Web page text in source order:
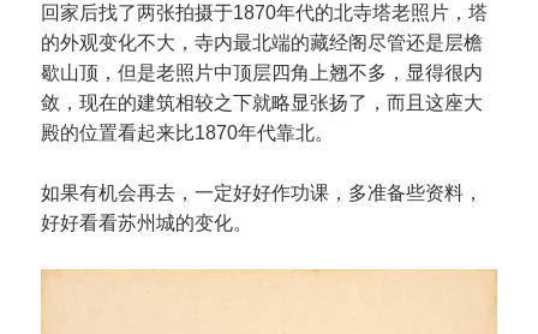
回家后找了两张拍摄于1870年代的北寺塔老照片，塔
的外观变化不大，寺内最北端的藏经阁尽管还是层檐
歇山顶，但是老照片中顶层四角上翘不多，显得很内
敛，现在的建筑相较之下就略显张扬了，而且这座大
殿的位置看起来比1870年代靠北。
如果有机会再去，一定好好作功课，多准备些资料，
好好看看苏州城的变化。